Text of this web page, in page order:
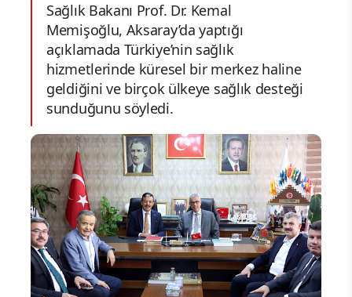
Sağlık Bakanı Prof. Dr. Kemal
Memişoğlu, Aksaray’da yaptığı
açıklamada Türkiye’nin sağlık
hizmetlerinde küresel bir merkez haline
geldiğini ve birçok ülkeye sağlık desteği
sunduğunu söyledi.